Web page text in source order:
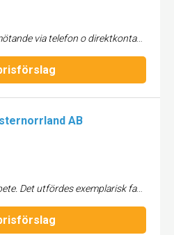
till oss , som vi och vår hyresvärd blev väldigt nöjda med. Ett perfekt utfört jobb med kort varsel. Så himla nöjd och har rekommenderat dem till mina vänner och bekanta.
AB
kunde vara på plats själva för att visa vilka träd som skulle fällas. Det enda vi skickade i vår beställning var fotografier på träden.